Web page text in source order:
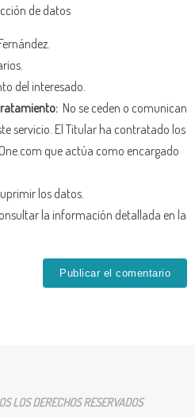
de datos
del interesado.
No se ceden o comunican
servicio. El Titular ha contratado los
que actúa como encargado
los datos.
la información detallada en la
LOS DERECHOS RESERVADOS